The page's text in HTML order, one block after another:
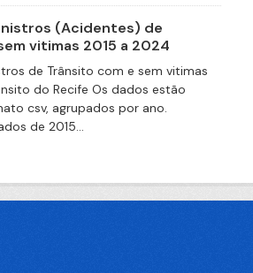
(Acidentes) de
vitimas 2015 a 2024
de Trânsito com e sem vitimas
do Recife Os dados estão
csv, agrupados por ano.
de 2015...